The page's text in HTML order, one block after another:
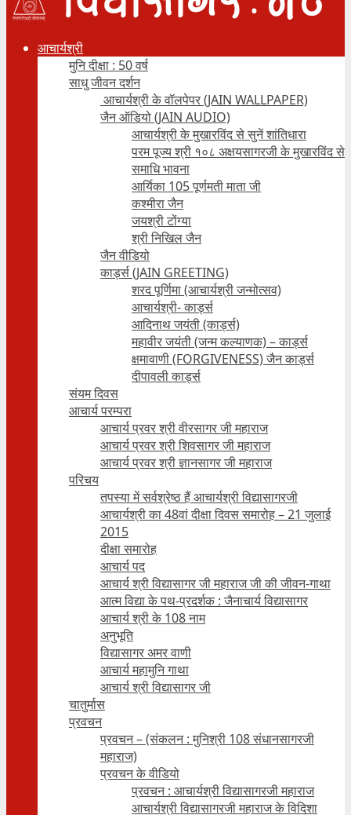
आचार्यश्री
मुनि दीक्षा : 50 वर्ष
साधु जीवन दर्शन
आचार्यश्री के वॉलपेपर (JAIN WALLPAPER)
जैन ऑडियो (JAIN AUDIO)
आचार्यश्री के मुखारविंद से सुनें शांतिधारा
परम पूज्य श्री १०८ अक्षयसागरजी के मुखारविंद से
समाधि भावना
आर्यिका 105 पूर्णमती माता जी
कश्मीरा जैन
जयश्री टोंग्या
श्री निखिल जैन
जैन वीडियो
कार्ड्स (JAIN GREETING)
शरद पूर्णिमा (आचार्यश्री जन्मोत्सव)
आचार्यश्री- कार्ड्स
आदिनाथ जयंती (कार्ड्स)
महावीर जयंती (जन्म कल्याणक) – कार्ड्स
क्षमावाणी (FORGIVENESS) जैन कार्ड्स
दीपावली कार्ड्स
संयम दिवस
आचार्य परम्परा
आचार्य प्रवर श्री वीरसागर जी महाराज
आचार्य प्रवर श्री शिवसागर जी महाराज
आचार्य प्रवर श्री ज्ञानसागर जी महाराज
परिचय
तपस्या में सर्वश्रेष्ठ हैं आचार्यश्री विद्यासागरजी
आचार्यश्री का 48वां दीक्षा दिवस समारोह – 21 जुलाई
2015
दीक्षा समारोह
आचार्य पद
आचार्य श्री विद्यासागर जी महाराज जी की जीवन-गाथा
आत्म विद्या के पथ-प्रदर्शक : जैनाचार्य विद्यासागर
आचार्य श्री के 108 नाम
अनुभूति
विद्यासागर अमर वाणी
आचार्य महामुनि गाथा
आचार्य श्री विद्यासागर जी
चातुर्मास
प्रवचन
प्रवचन – (संकलन : मुनिश्री 108 संधानसागरजी
महाराज)
प्रवचन के वीडियो
प्रवचन : आचार्यश्री ‍विद्यासागरजी महाराज
आचार्यश्री विद्यासागरजी महाराज के विदिशा